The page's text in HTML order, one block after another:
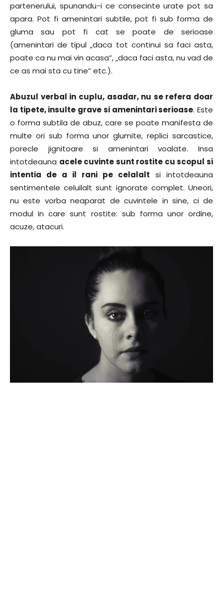
partenerului, spunandu-i ce consecinte urate pot sa
apara. Pot fi amenintari subtile, pot fi sub forma de
gluma sau pot fi cat se poate de serioase
(amenintari de tipul „daca tot continui sa faci asta,
poate ca nu mai vin acasa”, „daca faci asta, nu vad de
ce as mai sta cu tine” etc.).
Abuzul verbal in cuplu, asadar, nu se refera doar
la tipete, insulte grave si amenintari serioase. Este
o forma subtila de abuz, care se poate manifesta de
multe ori sub forma unor glumite, replici sarcastice,
porecle jignitoare si amenintari voalate. Insa
intotdeauna acele cuvinte sunt rostite cu scopul si
intentia de a il rani pe celalalt si intotdeauna
sentimentele celuilalt sunt ignorate complet. Uneori,
nu este vorba neaparat de cuvintele in sine, ci de
modul in care sunt rostite: sub forma unor ordine,
acuze, atacuri.